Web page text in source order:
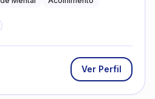
Ver Perfil